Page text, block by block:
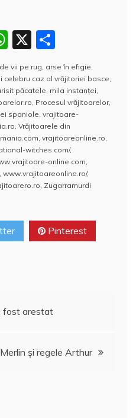
W
h
at
s
A
p
p
X
a
rt
aj
e
a
z
ă
vii pe rug arse în efigie
celebru caz al vrăjitoriei basce
păcatele mila instanței
Procesul vrăjitoarelor,
spaniole vrajitoare-
Vrăjitoarele din
vrajitoareonline.ro
witches.com/,
online.com
www.vrajitoareonline.ro/,
Zugarramurdi
Pinterest
fost arestat
şi regele Arthur